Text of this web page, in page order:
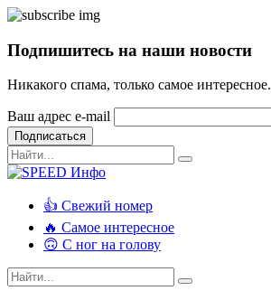
Подпишитесь на наши новости
Никакого спама, только самое интересное.
Ваш адрес e-mail
Подписаться
👍 Свежий номер
🔥 Самое интересное
🙃 С ног на голову